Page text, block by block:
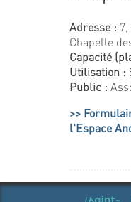
Adresse :
Chapelle
Capacité
Utilisation :
Public :
l'Espace